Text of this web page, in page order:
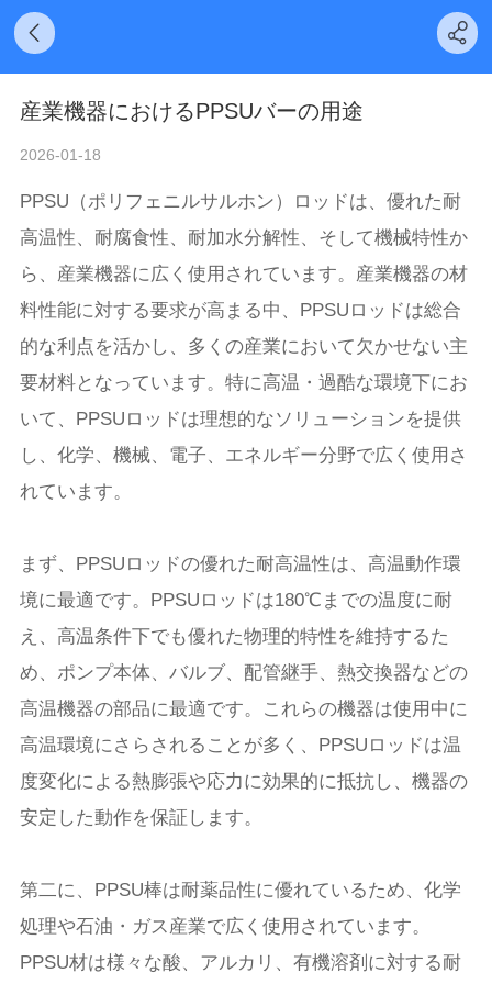
産業機器におけるPPSUバーの用途
2026-01-18
PPSU（ポリフェニルサルホン）ロッドは、優れた耐
高温性、耐腐食性、耐加水分解性、そして機械特性か
ら、産業機器に広く使用されています。産業機器の材
料性能に対する要求が高まる中、PPSUロッドは総合
的な利点を活かし、多くの産業において欠かせない主
要材料となっています。特に高温・過酷な環境下にお
いて、PPSUロッドは理想的なソリューションを提供
し、化学、機械、電子、エネルギー分野で広く使用さ
れています。
まず、PPSUロッドの優れた耐高温性は、高温動作環
境に最適です。PPSUロッドは180℃までの温度に耐
え、高温条件下でも優れた物理的特性を維持するた
め、ポンプ本体、バルブ、配管継手、熱交換器などの
高温機器の部品に最適です。これらの機器は使用中に
高温環境にさらされることが多く、PPSUロッドは温
度変化による熱膨張や応力に効果的に抵抗し、機器の
安定した動作を保証します。
第二に、PPSU棒は耐薬品性に優れているため、化学
処理や石油・ガス産業で広く使用されています。
PPSU材は様々な酸、アルカリ、有機溶剤に対する耐